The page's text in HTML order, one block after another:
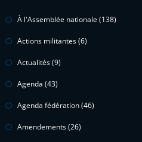
À l'Assemblée nationale (138)
Actions militantes(6)
Actualités(9)
Agenda (43)
Agenda fédération(46)
Amendements(26)